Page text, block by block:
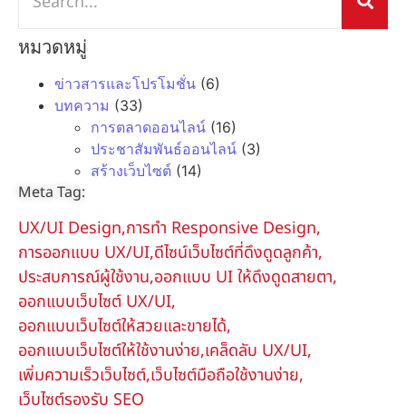
หมวดหมู่
ข่าวสารและโปรโมชั่น (6)
บทความ (33)
การตลาดออนไลน์ (16)
ประชาสัมพันธ์ออนไลน์ (3)
สร้างเว็บไซต์ (14)
Meta Tag:
UX/UI Design,การทำ Responsive Design,
การออกแบบ UX/UI,ดีไซน์เว็บไซต์ที่ดึงดูดลูกค้า,
ประสบการณ์ผู้ใช้งาน,ออกแบบ UI ให้ดึงดูดสายตา,
ออกแบบเว็บไซต์ UX/UI,
ออกแบบเว็บไซต์ให้สวยและขายได้,
ออกแบบเว็บไซต์ให้ใช้งานง่าย,เคล็ดลับ UX/UI,
เพิ่มความเร็วเว็บไซต์,เว็บไซต์มือถือใช้งานง่าย,
เว็บไซต์รองรับ SEO